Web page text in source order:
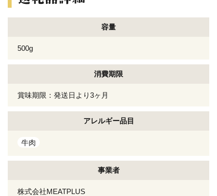
容量
500g
消費期限
賞味期限：発送日より3ヶ月
アレルギー品目
牛肉
事業者
株式会社MEATPLUS